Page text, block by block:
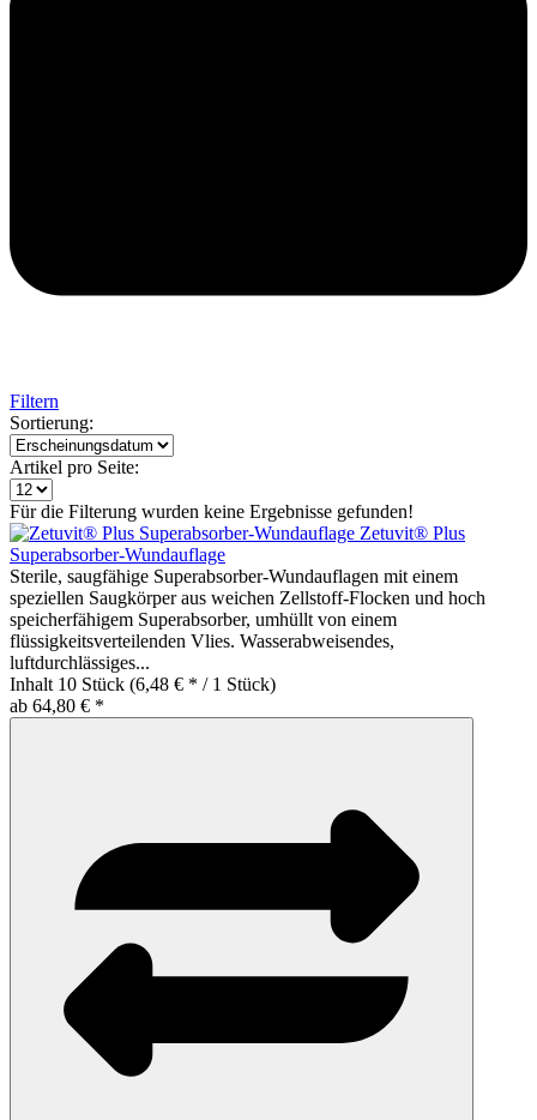
Filtern
Sortierung:
Artikel pro Seite:
Für die Filterung wurden keine Ergebnisse gefunden!
Zetuvit® Plus
Superabsorber-Wundauflage
Sterile, saugfähige Superabsorber-Wundauflagen mit einem
speziellen Saugkörper aus weichen Zellstoff-Flocken und hoch
speicherfähigem Superabsorber, umhüllt von einem
flüssigkeitsverteilenden Vlies. Wasserabweisendes,
luftdurchlässiges...
Inhalt 10 Stück (6,48 € * / 1 Stück)
ab 64,80 € *